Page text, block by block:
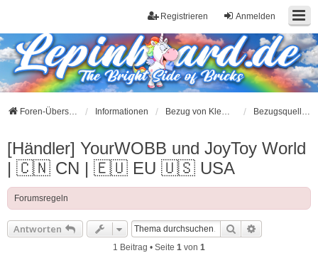
Anmelden
Registrieren
Foren-Übersicht Informationen Bezug von Klemmbausteinen Bezugsquellen für Klemmbausteine aus China
[Händler] YourWOBB und JoyToy World
| 🇨🇳 CN | 🇪🇺 EU 🇺🇸 USA
Forumsregeln
Antworten Suche
1 Beitrag • Seite 1 von 1